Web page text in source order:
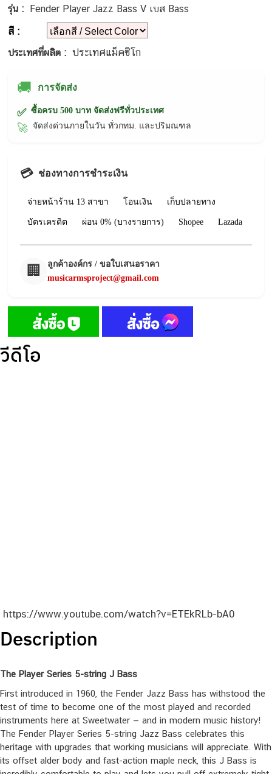
รุ่น :
Fender Player Jazz Bass V เบส Bass
สี :
ประเทศที่ผลิต :ประเทศแม็คซิโก
🚚 การจัดส่ง
✅ ซื้อครบ 500 บาท จัดส่งฟรีทั่วประเทศ
🚀 จัดส่งด่วนภายในวัน ทั่วกทม. และปริมณฑล
💳 ช่องทางการชำระเงิน
จ่ายหน้าร้าน 13 สาขา โอนเงิน เก็บปลายทาง
บัตรเครดิต ผ่อน 0% (บางรายการ) Shopee Lazada
🏢
ลูกค้าองค์กร / ขอใบเสนอราคา
musicarmsproject@gmail.com
วีดีโอ
https://www.youtube.com/watch?v=ETEkRLb-bA0
Description
The Player Series 5-string J Bass
First introduced in 1960, the Fender Jazz Bass has withstood the
test of time to become one of the most played and recorded
instruments here at Sweetwater — and in modern music history!
The Fender Player Series 5-string Jazz Bass celebrates this
heritage with upgrades that working musicians will appreciate. With
its offset alder body and fast-action maple neck, this J Bass is